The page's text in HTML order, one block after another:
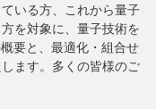
いる方、これから量子
を対象に、量子技術を
要と、最適化・組合せ
ます。多くの皆様のご